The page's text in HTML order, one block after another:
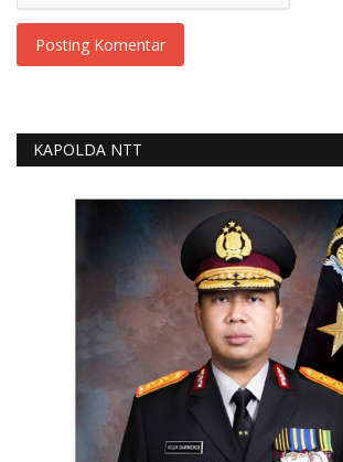
Posting Komentar
KAPOLDA NTT